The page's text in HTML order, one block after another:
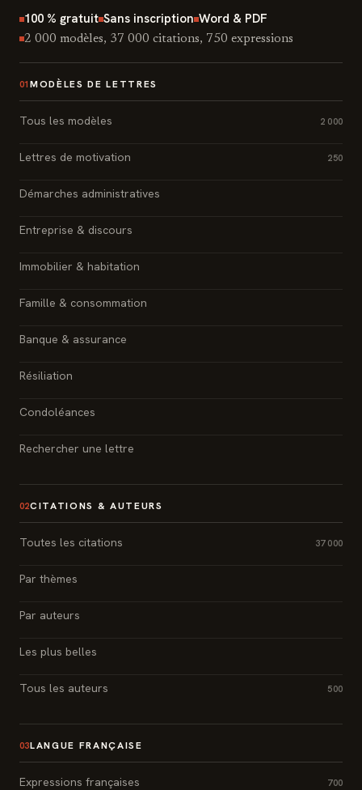
100 % gratuit Sans inscription Word & PDF
2 000 modèles, 37 000 citations, 750 expressions
01 MODÈLES DE LETTRES
Tous les modèles 2 000
Lettres de motivation 250
Démarches administratives
Entreprise & discours
Immobilier & habitation
Famille & consommation
Banque & assurance
Résiliation
Condoléances
Rechercher une lettre
02CITATIONS & AUTEURS
Toutes les citations 37 000
Par thèmes
Par auteurs
Les plus belles
Tous les auteurs 500
03LANGUE FRANÇAISE
Expressions françaises 700